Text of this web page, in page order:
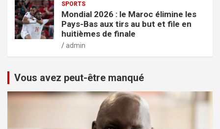
SPORTS
Mondial 2026 : le Maroc élimine les
Pays-Bas aux tirs au but et file en
huitièmes de finale
admin
Vous avez peut-être manqué